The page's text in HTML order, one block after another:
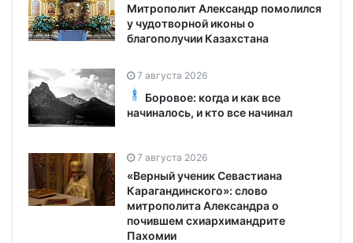
Митрополит Александр помолился
у чудотворной иконы о
благополучии Казахстана
7 августа 2026
Боровое: когда и как все
начиналось, и кто все начинал
7 августа 2026
«Верный ученик Севастиана
Карагандинского»: слово
митрополита Александра о
почившем схиархимандрите
Пахомии